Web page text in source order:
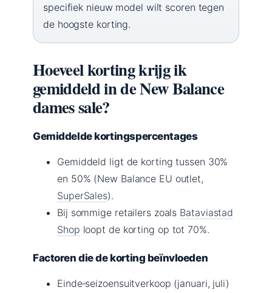
specifiek nieuw model wilt scoren tegen
de hoogste korting.
Hoeveel korting krijg ik
gemiddeld in de New Balance
dames sale?
Gemiddelde kortingspercentages
Gemiddeld ligt de korting tussen 30%
en 50% (New Balance EU outlet,
SuperSales).
Bij sommige retailers zoals Bataviastad
Shop loopt de korting op tot 70%.
Factoren die de korting beïnvloeden
Einde‑seizoensuitverkoop (januari, juli)